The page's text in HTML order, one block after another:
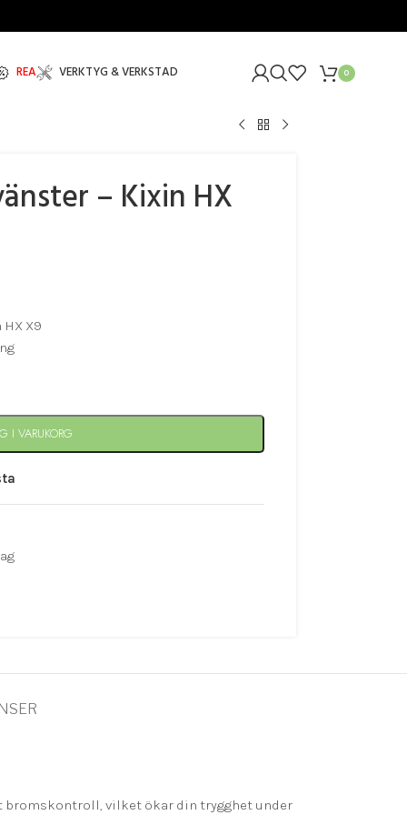
REA VERKTYG & VERKSTAD 0
– Kixin HX
X9
I VARUKORG
bromskontroll, vilket ökar din trygghet under